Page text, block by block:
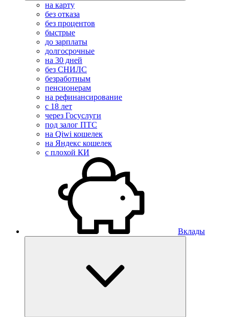
на карту
без отказа
без процентов
быстрые
до зарплаты
долгосрочные
на 30 дней
без СНИЛС
безработным
пенсионерам
на рефинансирование
с 18 лет
через Госуслуги
под залог ПТС
на Qiwi кошелек
на Яндекс кошелек
с плохой КИ
Вклады